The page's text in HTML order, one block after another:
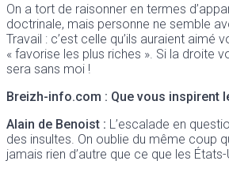
On a tort de raisonner en termes
doctrinale, mais personne ne semble
Travail : c’est celle qu’ils auraient
« favorise les plus riches ». Si la droite
sera sans moi !
Breizh-info.com : Que vous inspirent
Alain de Benoist : L’escalade en
des insultes. On oublie du même coup
jamais rien d’autre que ce que les